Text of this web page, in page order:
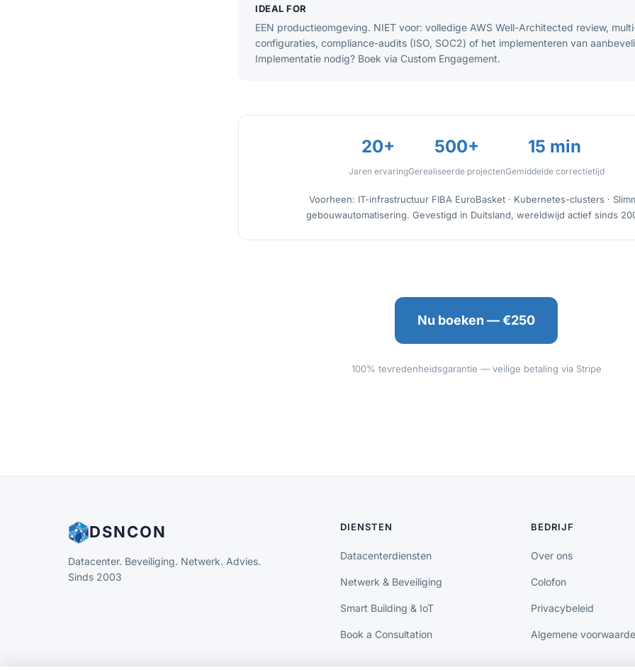
IDEAL FOR
EEN productieomgeving. NIET voor: volledige AWS Well-Architected review,
configuraties, compliance-audits (ISO, SOC2) of het implementeren van
Implementatie nodig? Boek via Custom Engagement.
20+
Jaren ervaring
500+
Gerealiseerde projecten
15 min
Gemiddelde correctietijd
Voorheen: IT-infrastructuur FIBA EuroBasket · Kubernetes-clusters ·
gebouwautomatisering. Gevestigd in Duitsland, wereldwijd actief sinds
Nu boeken — €250
100% tevredenheidsgarantie — veilige betaling via Stripe
DSNCON
Datacenter. Beveiliging. Netwerk. Advies.
Sinds 2003
DIENSTEN
Datacenterdiensten
Netwerk & Beveiliging
Smart Building & IoT
Book a Consultation
BEDRIJF
Over ons
Colofon
Privacybeleid
Algemene